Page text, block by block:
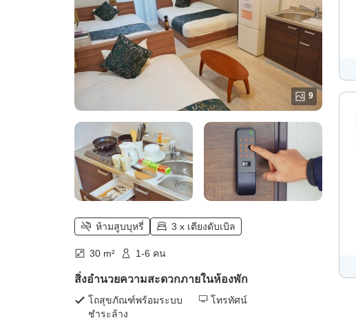
9
ห้ามสูบบุหรี่ 3 x เตียงดับเบิล
30 m² 1-6 คน
สิ่งอำนวยความสะดวกภายในห้องพัก
โถสุขภัณฑ์พร้อมระบบ
ชำระล้าง
โทรทัศน์